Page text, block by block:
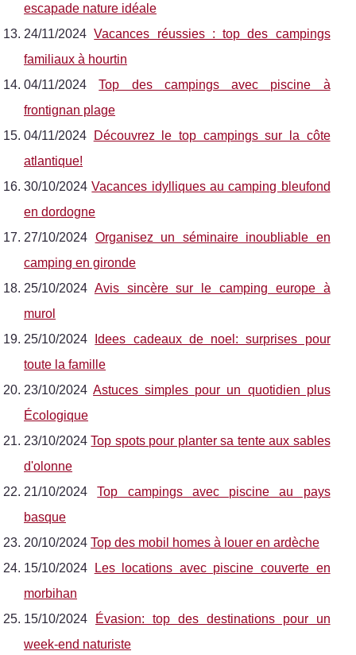
escapade nature idéale
24/11/2024Vacances réussies : top des campings
familiaux à hourtin
04/11/2024Top des campings avec piscine à
frontignan plage
04/11/2024
Découvrez le top campings sur la côte
atlantique!
30/10/2024Vacances idylliques au camping bleufond
en dordogne
27/10/2024 Organisez un séminaire inoubliable en
camping en gironde
25/10/2024 Avis sincère sur le camping europe à
murol
25/10/2024
Idees cadeaux de noel: surprises pour
toute la famille
23/10/2024Astuces simples pour un quotidien plus
Écologique
23/10/2024Top spots pour planter sa tente aux sables
d'olonne
21/10/2024Top campings avec piscine au pays
basque
20/10/2024 Top des mobil homes à louer en ardèche
15/10/2024
Les locations avec piscine couverte en
morbihan
15/10/2024
Évasion: top des destinations pour un
week-end naturiste